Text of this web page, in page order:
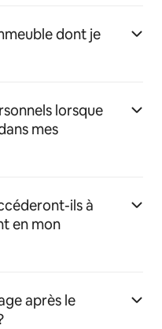
dont je
lorsque
mes
ils à
en mon
après le